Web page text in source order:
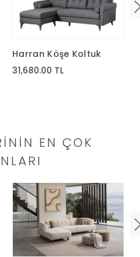
Harran Köşe Koltuk
31,680.00 TL
EN ÇOK